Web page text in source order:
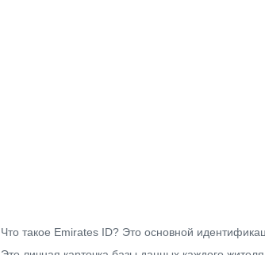
Что такое Emirates ID? Это основной